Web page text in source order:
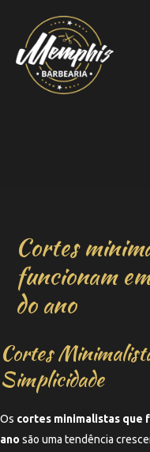
Cortes
funcionam
do ano
Cortes
Simplicidade
Os cortes minimalistas que
ano são uma tendência